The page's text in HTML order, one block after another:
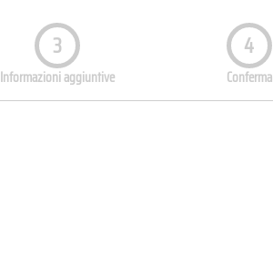
3
Informazioni aggiuntive
4
Conferma